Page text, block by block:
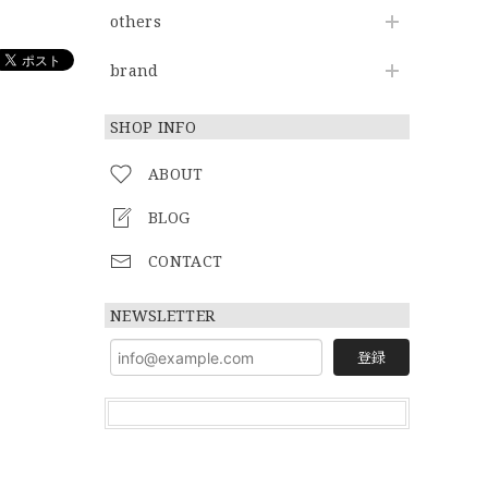
others
brand
SHOP INFO
ABOUT
BLOG
CONTACT
NEWSLETTER
登録